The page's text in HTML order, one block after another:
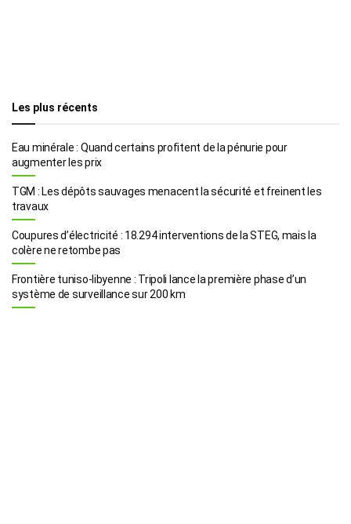
Les plus récents
Eau minérale : Quand certains profitent de la pénurie pour
augmenter les prix
TGM : Les dépôts sauvages menacent la sécurité et freinent les
travaux
Coupures d’électricité : 18.294 interventions de la STEG, mais la
colère ne retombe pas
Frontière tuniso-libyenne : Tripoli lance la première phase d’un
système de surveillance sur 200 km